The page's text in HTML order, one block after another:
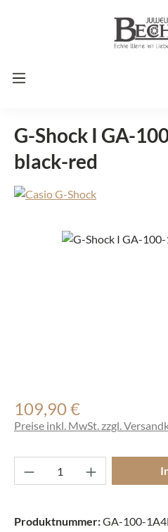
Zum Hauptinhalt springen
G-Shock I GA-
black-red
Bildergalerie überspringen
Regulärer Preis:
109,90 €
Preise inkl. MwSt. zzgl.
Produkt Anzahl: Gib
Produktnummer:GA-100-